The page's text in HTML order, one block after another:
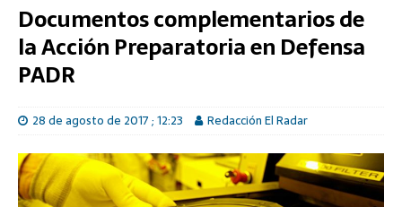
Documentos complementarios de
la Acción Preparatoria en Defensa
PADR
28 de agosto de 2017 ; 12:23 Redacción El Radar